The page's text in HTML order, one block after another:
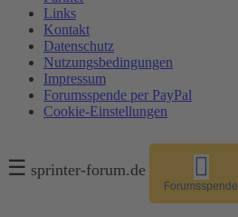
Links
Kontakt
Datenschutz
Nutzungsbedingungen
Impressum
Forumsspende per PayPal
Cookie-Einstellungen
☰ sprinter-forum.de
Forumsspende